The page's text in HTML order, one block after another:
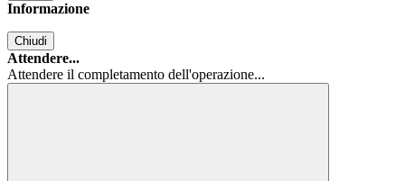
Informazione
Chiudi
Attendere...
Attendere il completamento dell'operazione...